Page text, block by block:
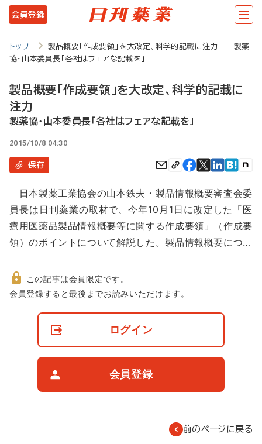
メ
イ
ン
テ
ン
ツ
に
会員登録
トップ
製品概要「作成要領」を大改定、科学的記載に注力 製薬
協・山本委員長「各社はフェアな記載を」
製品概要「作成要領」を大改定、科学的記載に
注力
製薬協・山本委員長「各社はフェアな記載を」
2015/10/8 04:30
保存
日本製薬工業協会の山本鉄夫・製品情報概要審査会委
員長は日刊薬業の取材で、今年10月1日に改定した「医
療用医薬品製品情報概要等に関する作成要領」（作成要
領）のポイントについて解説した。製品情報概要につ…
非
この記事は会員限定です。
会員登録すると最後までお読みいただけます。
ログイン
会員登録
前のページに戻る